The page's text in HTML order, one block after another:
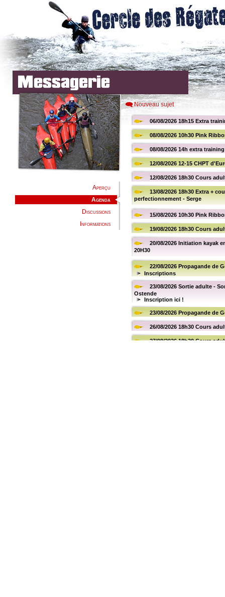
Aperçu
Agenda
Discussions
Informations
Nouveau sujet